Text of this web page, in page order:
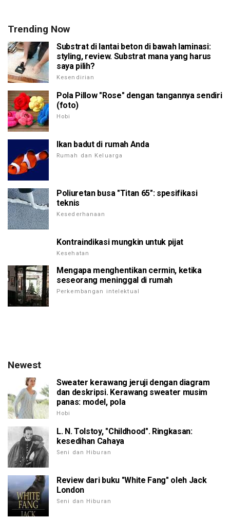
Trending Now
Substrat di lantai beton di bawah laminasi:
styling, review. Substrat mana yang harus
saya pilih?
Kesendirian
Pola Pillow "Rose" dengan tangannya sendiri
(foto)
Hobi
Ikan badut di rumah Anda
Rumah dan Keluarga
Poliuretan busa "Titan 65": spesifikasi
teknis
Kesederhanaan
Kontraindikasi mungkin untuk pijat
Kesehatan
Mengapa menghentikan cermin, ketika
seseorang meninggal di rumah
Perkembangan intelektual
Newest
Sweater kerawang jeruji dengan diagram
dan deskripsi. Kerawang sweater musim
panas: model, pola
Hobi
L. N. Tolstoy, "Childhood". Ringkasan:
kesedihan Cahaya
Seni dan Hiburan
Review dari buku "White Fang" oleh Jack
London
Seni dan Hiburan